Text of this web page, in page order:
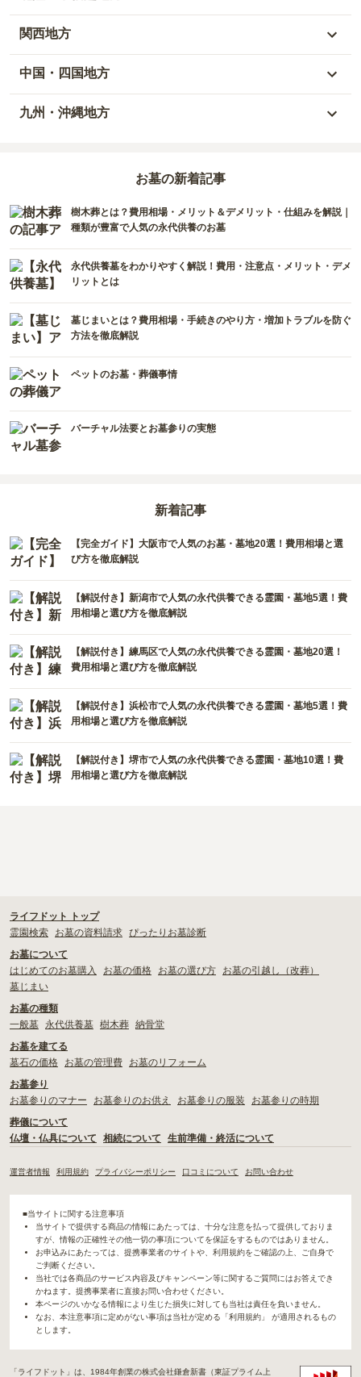
山形県
宮城県
埼玉県
茨城県
岐阜県
静岡県
富山県
石川県
福井県
長野県
関西地方
大阪府
兵庫県
奈良県
和歌山県
中国・四国地方
岡山県
島根県
香川県
愛媛県
徳島県
九州・沖縄地方
宮崎県
佐賀県
長崎県
鹿児島県
お墓の新着記事
樹木葬とは？費用相場・メリット＆デメリット・仕組みを解説｜
種類が豊富で人気の永代供養のお墓
永代供養墓をわかりやすく解説！費用・注意点・メリット・デメ
リットとは
墓じまいとは？費用相場・手続きのやり方・増加トラブルを防ぐ
方法を徹底解説
ペットのお墓・葬儀事情
バーチャル法要とお墓参りの実態
新着記事
【完全ガイド】大阪市で人気のお墓・墓地20選！費用相場と選
び方を徹底解説
【解説付き】新潟市で人気の永代供養できる霊園・墓地5選！費
用相場と選び方を徹底解説
【解説付き】練馬区で人気の永代供養できる霊園・墓地20選！
費用相場と選び方を徹底解説
【解説付き】浜松市で人気の永代供養できる霊園・墓地5選！費
用相場と選び方を徹底解説
【解説付き】堺市で人気の永代供養できる霊園・墓地10選！費
用相場と選び方を徹底解説
ライフドット トップ
霊園検索
お墓の資料請求 ぴったりお墓診断
お墓について
はじめてのお墓購入
お墓の価格 お墓の選び方
お墓の引越し（改葬）
墓じまい
お墓の種類
一般墓
永代供養墓 樹木葬 納骨堂
お墓を建てる
墓石の価格
お墓の管理費
お墓のリフォーム
お墓参り
お墓参りのマナー
お墓参りのお供え お墓参りの服装
お墓参りの時期
葬儀について
仏壇・仏具について
相続について 生前準備・終活について
運営者情報 利用規約 プライバシーポリシー 口コミについて お問い合わせ
■当サイトに関する注意事項
当サイトで提供する商品の情報にあたっては、十分な注意を払って提供しておりま
すが、情報の正確性その他一切の事項についてを保証をするものではありません。
お申込みにあたっては、提携事業者のサイトや、利用規約をご確認の上、ご自身で
ご判断ください。
当社では各商品のサービス内容及びキャンペーン等に関するご質問にはお答えでき
かねます。提携事業者に直接お問い合わせください。
本ページのいかなる情報により生じた損失に対しても当社は責任を負いません。
なお、本注意事項に定めがない事項は当社が定める「利用規約」 が適用されるもの
とします。
「ライフドット」は、1984年創業の株式会社鎌倉新書（東証プライム上